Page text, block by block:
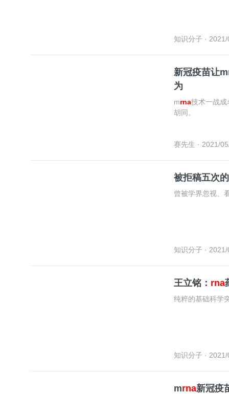
知识分子 ·
新冠疫苗让m
为
mrna技术一战成
胡同。
赛先生 · 2021/
被拒稿五次
曾被学界忽视、
知识分子 ·
王立铭： rna
纯粹的基础科学
知识分子 ·
mrna新冠疫